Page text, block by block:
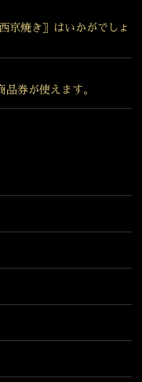
京焼き〗はいかがでしょ
券が使えます。